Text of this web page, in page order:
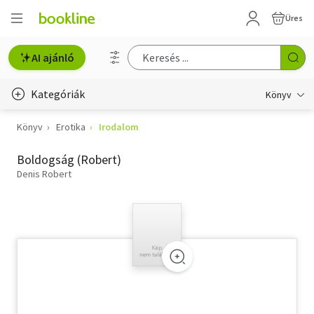
Üres
AI ajánló
Kategóriák Könyv
Életmód, egészség
Erotika
Könyv Erotika Irodalom
Boldogság (Robert)
Denis Robert